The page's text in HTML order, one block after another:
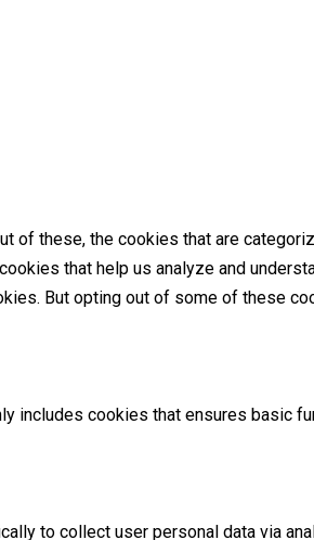
these, the cookies that are
that help us analyze and
But opting out of some of these
includes cookies that ensures basic
to collect user personal data via